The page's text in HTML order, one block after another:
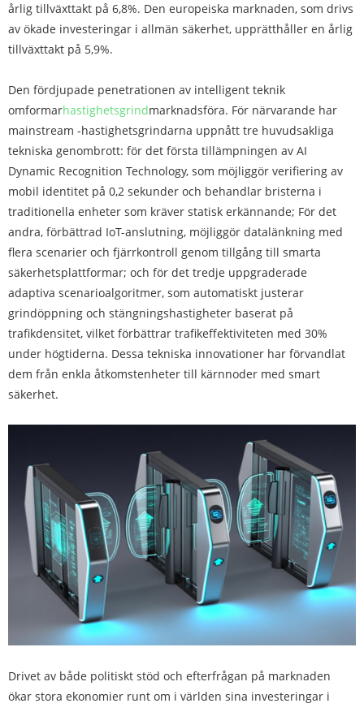
årlig tillväxttakt på 6,8%. Den europeiska marknaden, som drivs
av ökade investeringar i allmän säkerhet, upprätthåller en årlig
tillväxttakt på 5,9%.
Den fördjupade penetrationen av intelligent teknik
omformarhastighetsgrindmarknadsföra. För närvarande har
mainstream -hastighetsgrindarna uppnått tre huvudsakliga
tekniska genombrott: för det första tillämpningen av AI
Dynamic Recognition Technology, som möjliggör verifiering av
mobil identitet på 0,2 sekunder och behandlar bristerna i
traditionella enheter som kräver statisk erkännande; För det
andra, förbättrad IoT-anslutning, möjliggör datalänkning med
flera scenarier och fjärrkontroll genom tillgång till smarta
säkerhetsplattformar; och för det tredje uppgraderade
adaptiva scenarioalgoritmer, som automatiskt justerar
grindöppning och stängningshastigheter baserat på
trafikdensitet, vilket förbättrar trafikeffektiviteten med 30%
under högtiderna. Dessa tekniska innovationer har förvandlat
dem från enkla åtkomstenheter till kärnnoder med smart
säkerhet.
Drivet av både politiskt stöd och efterfrågan på marknaden
ökar stora ekonomier runt om i världen sina investeringar i